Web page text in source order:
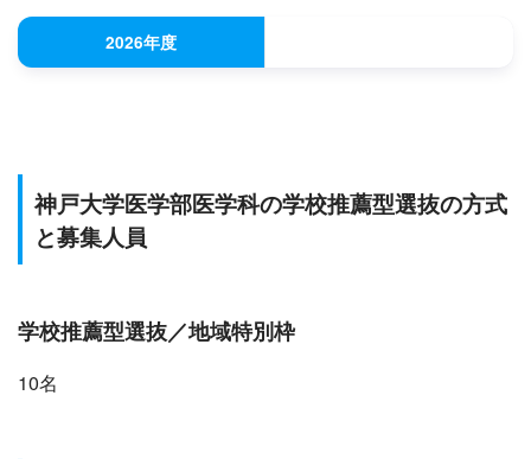
2026年度
神戸大学医学部医学科の学校推薦型選抜の方式
と募集人員
学校推薦型選抜／地域特別枠
10名